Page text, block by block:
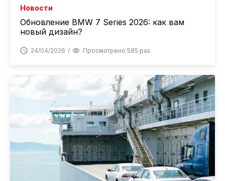
Новости
Обновление BMW 7 Series 2026: как вам
новый дизайн?
24/04/2026 Просмотрено 585 раз